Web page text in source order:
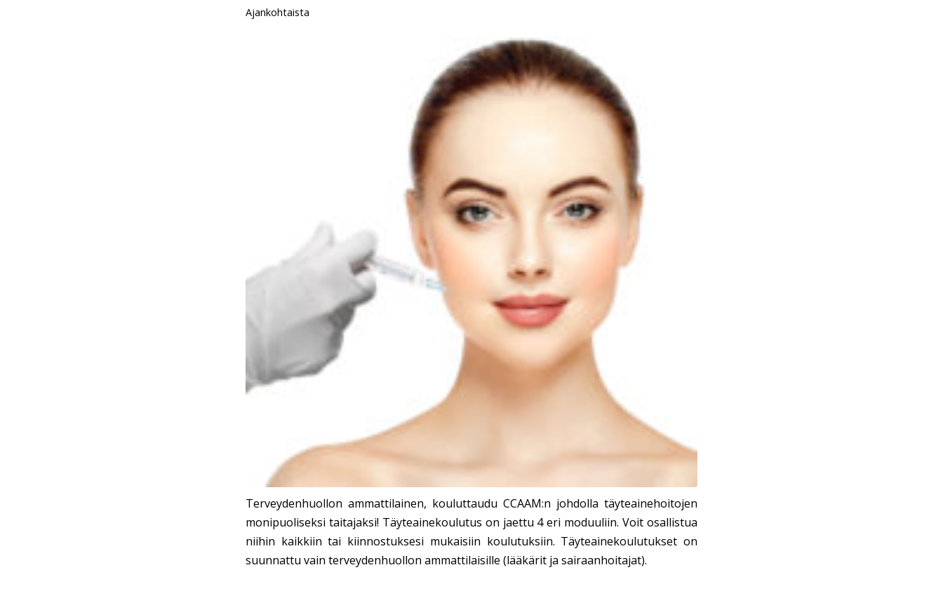
Ajankohtaista
Terveydenhuollon ammattilainen, kouluttaudu CCAAM:n johdolla täyteainehoitojen
monipuoliseksi taitajaksi! Täyteainekoulutus on jaettu 4 eri moduuliin. Voit osallistua
niihin kaikkiin tai kiinnostuksesi mukaisiin koulutuksiin. Täyteainekoulutukset on
suunnattu vain terveydenhuollon ammattilaisille (lääkärit ja sairaanhoitajat).